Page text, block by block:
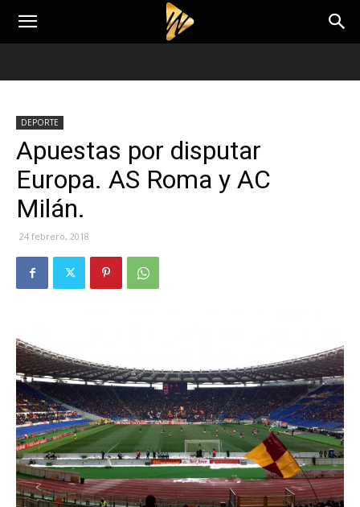
DEPORTE
Apuestas por disputar
Europa. AS Roma y AC
Milán.
24 febrero, 2018